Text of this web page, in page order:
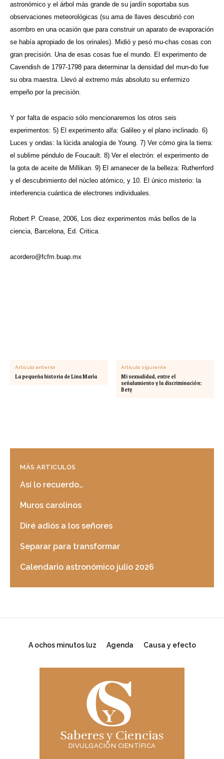
astronómico y el árbol más grande de su jardín soportaba sus
observaciones meteorológicas (su ama de llaves descubrió con
asombro en una ocasión que para construir un aparato de evaporación
se había apropiado de los orinales). Midió y pesó mu-chas cosas con
gran precisión. Una de esas cosas fue el mundo. El experimento de
Cavendish de 1797-1798 para determinar la densidad del mun-do fue
su obra maestra. Llevó al extremo más absoluto su enfermizo
empeño por la precisión.
Y por falta de espacio sólo mencionaremos los otros seis
experimentos: 5) El experimento alfa: Galileo y el plano inclinado. 6)
Luces y ondas: la lúcida analogía de Young. 7) Ver cómo gira la tierra:
el sublime péndulo de Foucault. 8) Ver el electrón: el experimento de
la gota de aceite de Millikan. 9) El amanecer de la belleza: Rutherrford
y el descubrimiento del núcleo atómico, y 10. El único misterio: la
interferencia cuántica de electrones individuales.
Robert P. Crease, 2006, Los diez experimentos más bellos de la
ciencia, Barcelona, Ed. Critica.
acordero@fcfm.buap.mx
Artículo anterior
La pequeña historia de Lina María
Artículo siguiente
Mi sexualidad, entre el
señalamiento y la discriminación:
Bety
MÁS ARTICULOS
Así lo recuerdo…
Muros carolinos
Diré adiós a los señores
Separar para transformar
Calendario astronómico julio 2026
A ochos minutos luz Agenda Causa y efecto
Saberes y Ciencias
DIVULGACIÓN CIENTÍFICA